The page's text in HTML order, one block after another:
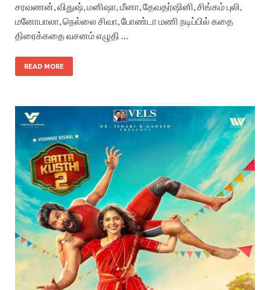
சரவணன், விதுஷ், மனிஷா, மீனா, தேவதர்ஷினி, சிங்கம் புலி,
மனோபாலா, நெல்லை சிவா, போண்டா மணி நடிப்பில் கதை
திரைக்கதை வசனம் எழுதி …
READ MORE